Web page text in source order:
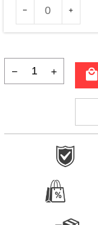
produktu